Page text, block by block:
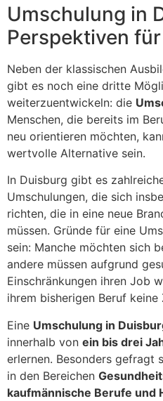
Umschulung in
Perspektiven
Neben der klassischen
gibt es noch eine dritte
weiterzuentwickeln: die
Menschen, die bereits im
neu orientieren möchten,
wertvolle Alternative sein.
In Duisburg gibt es
Umschulungen, die sich
richten, die in eine neue
müssen. Gründe für eine
sein: Manche möchten sich
andere müssen aufgrund
Einschränkungen ihren Job
ihrem bisherigen Beruf
Eine Umschulung in
innerhalb von ein bis drei
erlernen. Besonders gefragt
in den Bereichen
kaufmännische Berufe und